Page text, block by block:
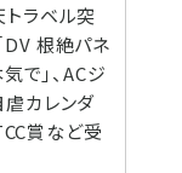
ラベル突
DV 根絶パネ
で｣、ACジ
虐カレンダ
賞など受